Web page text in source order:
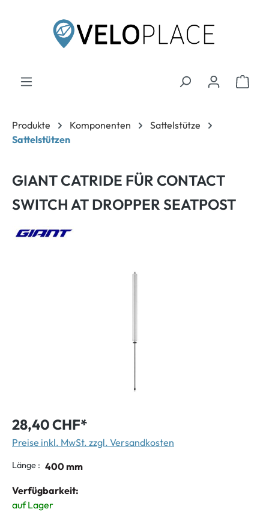
Produkte Komponenten
Sattelstütze
Sattelstützen
GIANT CATRIDE FÜR CONTACT
SWITCH AT DROPPER SEATPOST
28,40 CHF*
Preise inkl. MwSt. zzgl. Versandkosten
Länge : 400 mm
Verfügbarkeit:
auf Lager